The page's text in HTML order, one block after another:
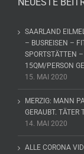
SAARLAND
– BUSREISEN –
SPORTSTÄTTEN
15QM/PERSON
15. MAI 2020
MERZIG: MANN
GERAUBT. TÄTER
14. MAI 2020
ALLE CORONA